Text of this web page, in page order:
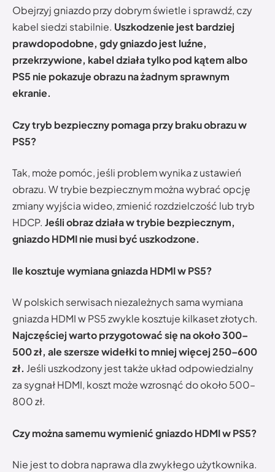
Obejrzyj gniazdo przy dobrym świetle i sprawdź, czy
kabel siedzi stabilnie. Uszkodzenie jest bardziej
prawdopodobne, gdy gniazdo jest luźne,
przekrzywione, kabel działa tylko pod kątem albo
PS5 nie pokazuje obrazu na żadnym sprawnym
ekranie.
Czy tryb bezpieczny pomaga przy braku obrazu w
PS5?
Tak, może pomóc, jeśli problem wynika z ustawień
obrazu. W trybie bezpiecznym można wybrać opcję
zmiany wyjścia wideo, zmienić rozdzielczość lub tryb
HDCP. Jeśli obraz działa w trybie bezpiecznym,
gniazdo HDMI nie musi być uszkodzone.
Ile kosztuje wymiana gniazda HDMI w PS5?
W polskich serwisach niezależnych sama wymiana
gniazda HDMI w PS5 zwykle kosztuje kilkaset złotych.
Najczęściej warto przygotować się na około 300–
500 zł, ale szersze widełki to mniej więcej 250–600
zł. Jeśli uszkodzony jest także układ odpowiedzialny
za sygnał HDMI, koszt może wzrosnąć do około 500–
800 zł.
Czy można samemu wymienić gniazdo HDMI w PS5?
Nie jest to dobra naprawa dla zwykłego użytkownika.